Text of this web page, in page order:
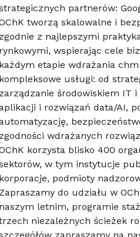
partnerów:
tworzą skalowalne i
z najlepszymi
wspierając cele
etapie wdrażania
usługi: od
środowiskiem IT
i rozwiązań data/AI,
wdrażanych
korzysta blisko 400
w tym instytucje
podmioty
do udziału w
letnim, programie
niezależnych ścieżek